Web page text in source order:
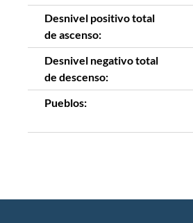
Desnivel positivo total
de ascenso:
Desnivel negativo total
de descenso:
Pueblos: